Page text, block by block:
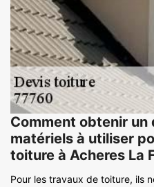
Comment obtenir
matériels à utiliser
toiture à Acheres La
Pour les travaux de toiture, ils